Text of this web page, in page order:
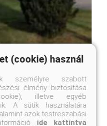
Robusta'
Online ár
4 450 Ft
(cookie) használ
személyre szabott
élmény biztosítása
illetve egyéb
A sütik használatára
azok testreszabási
ide kattintva